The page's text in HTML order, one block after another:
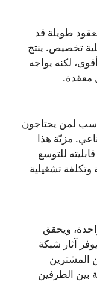
طويلة قد
تخصيص. ينتج
لكنه يواجه
معقدة.
لمن يحتاجون
مزيّة هذا
للتوسع
وتكلفة تشغيلية
ويحقق
آثار شبكة
المشترين
بين الطرفين